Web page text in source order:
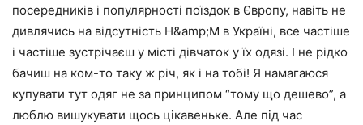
посередників і популярності поїздок в Європу, навіть не
дивлячись на відсутність H&amp;M в Україні, все частіше
і частіше зустрічаєш у місті дівчаток у їх одязі. І не рідко
бачиш на ком-то таку ж річ, як і на тобі! Я намагаюся
купувати тут одяг не за принципом “тому що дешево”, а
люблю вишукувати щось цікавеньке. Але під час